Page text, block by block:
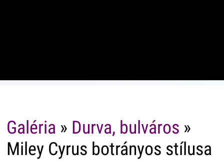
Galéria » Durva, bulváros »
Miley Cyrus botrányos stílusa